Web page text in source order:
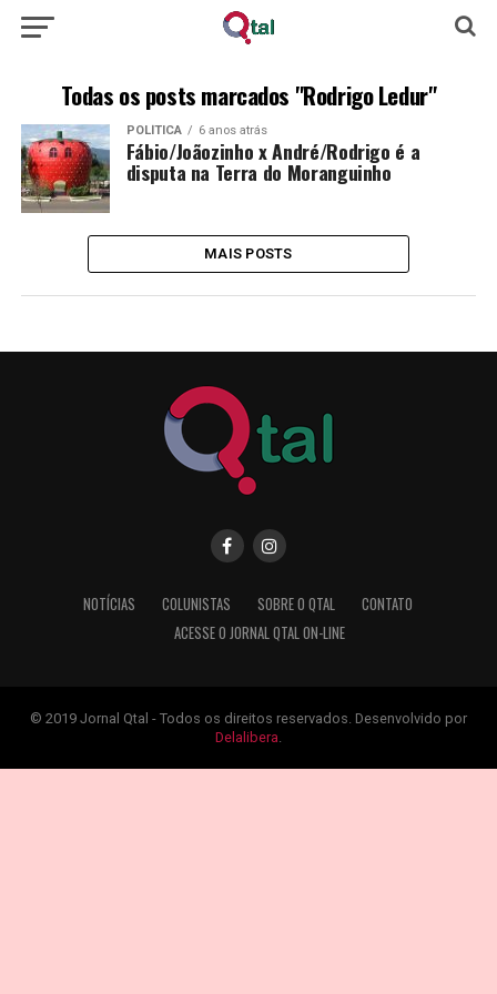
Todas os posts marcados "Rodrigo Ledur"
POLÍTICA 6 anos atrás
Fábio/Joãozinho x André/Rodrigo é a
disputa na Terra do Moranguinho
MAIS POSTS
NOTÍCIAS COLUNISTAS SOBRE O QTAL
CONTATO
ACESSE O JORNAL QTAL ON-LINE
© 2019 Jornal Qtal - Todos os direitos reservados. Desenvolvido por
Delalibera.